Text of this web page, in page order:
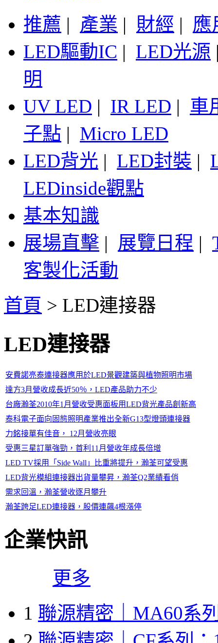
推薦 | 產業 | 財經 | 應
LED驅動IC | LED光源
明
UV LED | IR LED | 車
子點 | Micro LED
LED背光 | LED封裝 |
LEDinside觀點
基本知識
展場直擊 | 展覽日程 |
客製化活動
首頁 > LED連接器
LED連接器
安費諾亮泰連接器應用於LED景觀建築與植物照明市場
達方3月營收成長近50％，LED產品助力不少
台廠瀚荃2010年1月營收受惠面板用LED背光產品創新高
泰科電子面向固態照明產業推出全新G13型燈頭連接器
力銘接單有佳音， 12月營收亮眼
受惠三星訂單強勁，首利11月營收年成長倍增
LED TV採用「Side Wall」比重將提升，瀚荃可望受惠
LED背光模組連接器出貨量攀昇，瀚荃Q2業績看俏
需求回溫，瀚荃營收逐月攀升
瀚荃跨足LED連接器，股價連飆4根漲停
企業快訊
更多
1 聯源精密｜MA60系